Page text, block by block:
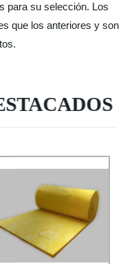
para su selección. Los
que los anteriores y son